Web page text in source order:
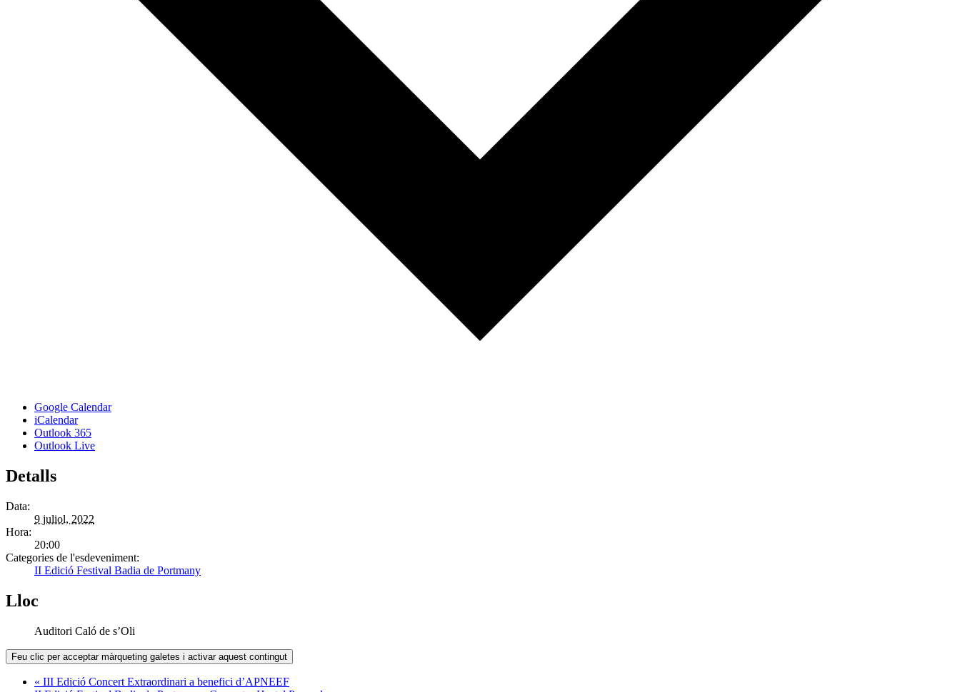
Google Calendar
iCalendar
Outlook 365
Outlook Live
Detalls
Data:
9 juliol, 2022
Hora:
20:00
Categories de l'esdeveniment:
II Edició Festival Badia de Portmany
Lloc
Auditori Caló de s’Oli
Feu clic per acceptar màrqueting galetes i activar aquest contingut
« III Edició Concert Extraordinari a benefici d’APNEEF